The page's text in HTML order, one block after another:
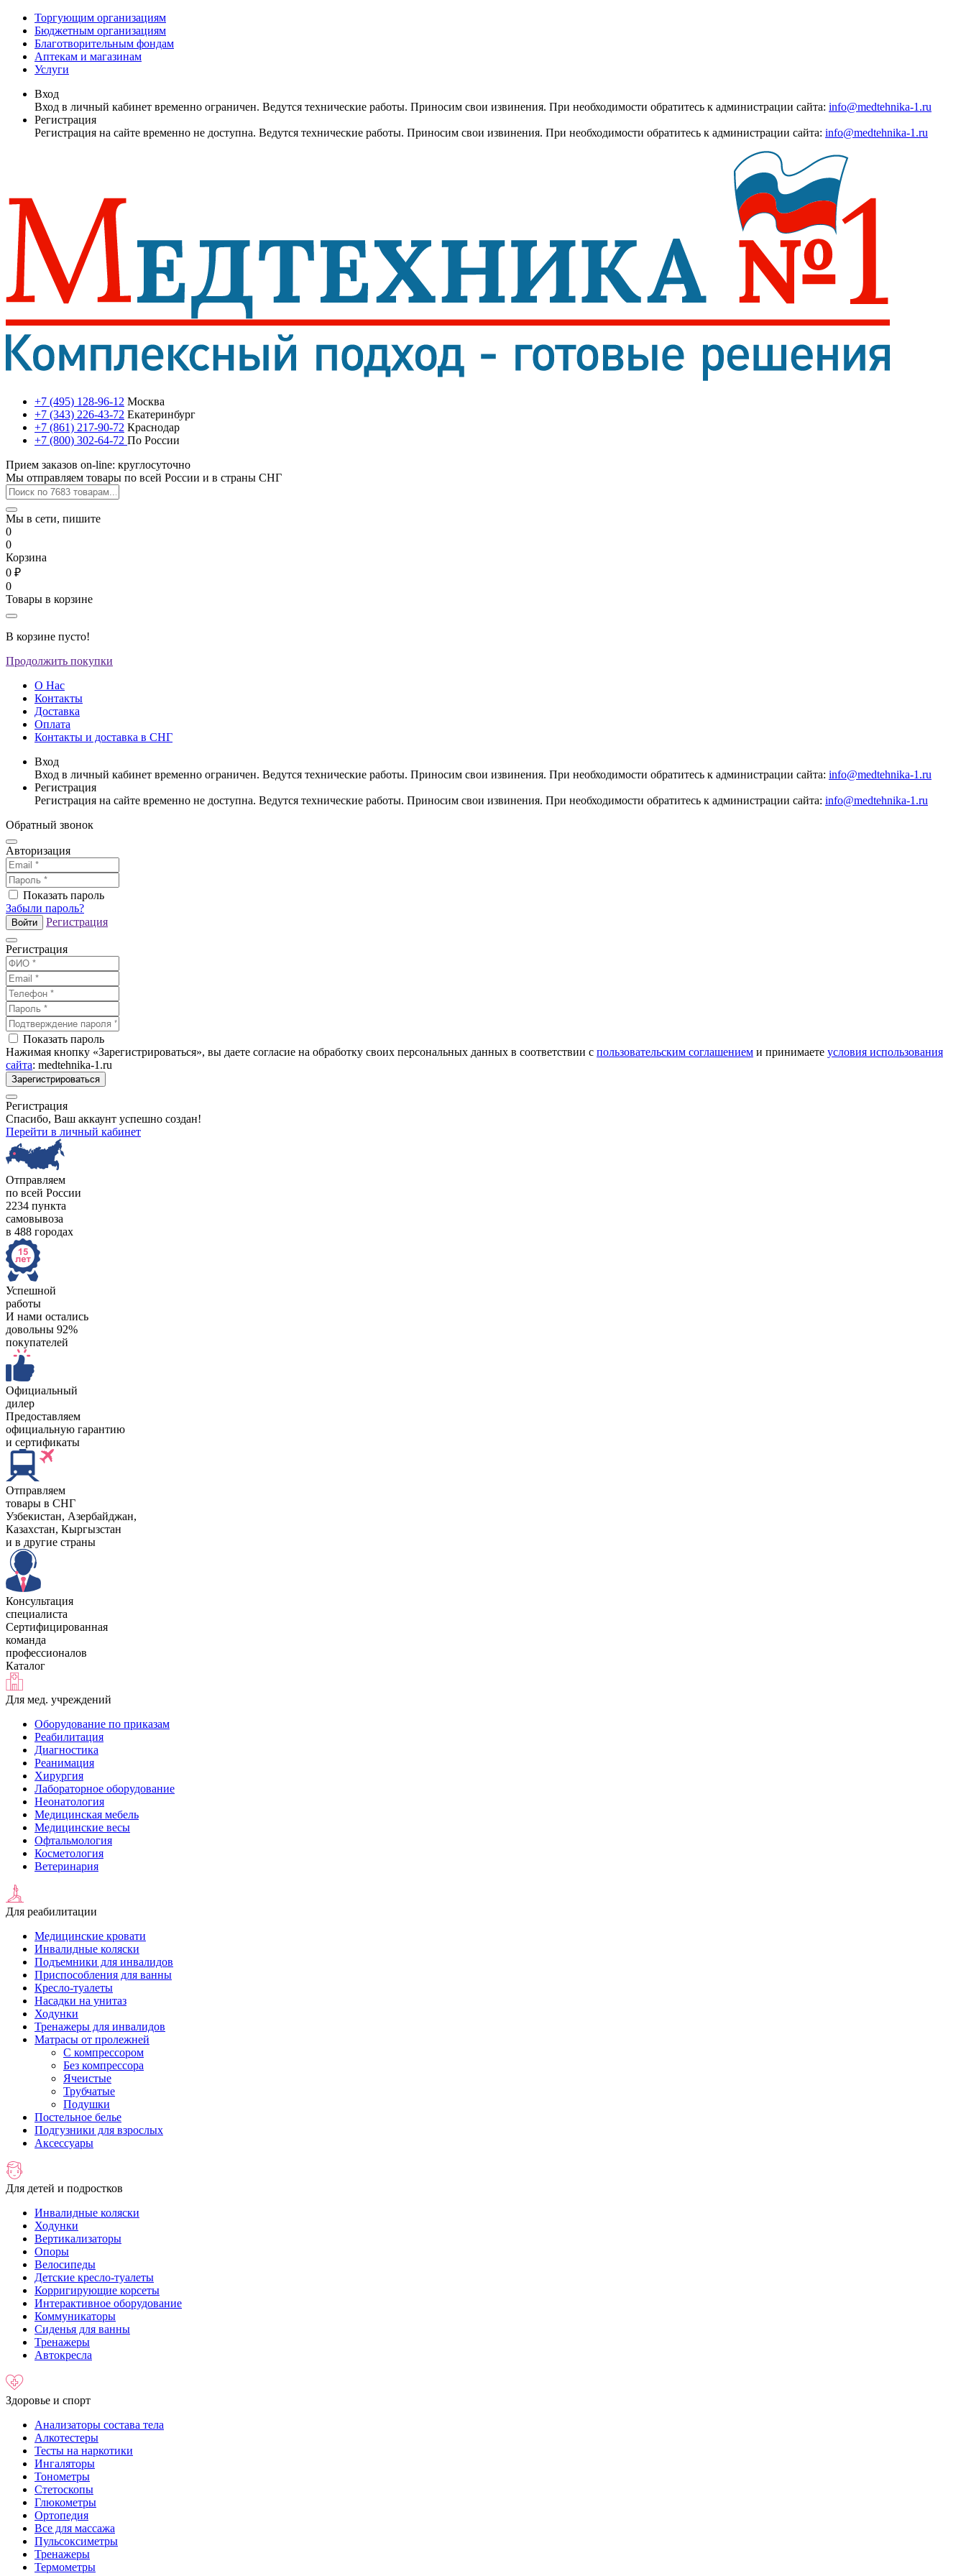
Торгующим организациям
Бюджетным организациям
Благотворительным фондам
Аптекам и магазинам
Услуги
Вход
Вход в личный кабинет временно ограничен. Ведутся технические работы. Приносим свои извинения. При необходимости обратитесь к администрации сайта: info@medtehnika-1.ru
Регистрация
Регистрация на сайте временно не доступна. Ведутся технические работы. Приносим свои извинения. При необходимости обратитесь к администрации сайта: info@medtehnika-1.ru
+7 (495) 128-96-12 Москва
+7 (343) 226-43-72 Екатеринбург
+7 (861) 217-90-72 Краснодар
+7 (800) 302-64-72 По России
Прием заказов on-line: круглосуточно
Мы отправляем товары по всей России и в страны СНГ
Мы в сети, пишите
0
0
Корзина
0 ₽
0
Товары в корзине
В корзине пусто!
Продолжить покупки
О Нас
Контакты
Доставка
Оплата
Контакты и доставка в СНГ
Вход
Вход в личный кабинет временно ограничен. Ведутся технические работы. Приносим свои извинения. При необходимости обратитесь к администрации сайта: info@medtehnika-1.ru
Регистрация
Регистрация на сайте временно не доступна. Ведутся технические работы. Приносим свои извинения. При необходимости обратитесь к администрации сайта: info@medtehnika-1.ru
Обратный звонок
Авторизация
Показать пароль
Забыли пароль?
Войти Регистрация
Регистрация
Показать пароль
Нажимая кнопку «Зарегистрироваться», вы даете согласие на обработку своих персональных данных в соответствии с пользовательским соглашением и принимаете условия использования
сайта: medtehnika-1.ru
Зарегистрироваться
Регистрация
Спасибо, Ваш аккаунт успешно создан!
Перейти в личный кабинет
Отправляем
по всей России
2234 пункта
самовывоза
в 488 городах
Успешной
работы
И нами остались
довольны 92%
покупателей
Официальный
дилер
Предоставляем
официальную гарантию
и сертификаты
Отправляем
товары в СНГ
Узбекистан, Aзербайджан,
Казахстан, Кыргызстан
и в другие страны
Консультация
специалиста
Сертифицированная
команда
профессионалов
Каталог
Для мед. учреждений
Оборудование по приказам
Реабилитация
Диагностика
Реанимация
Хирургия
Лабораторное оборудование
Неонатология
Медицинская мебель
Медицинские весы
Офтальмология
Косметология
Ветеринария
Для реабилитации
Медицинские кровати
Инвалидные коляски
Подъемники для инвалидов
Приспособления для ванны
Кресло-туалеты
Насадки на унитаз
Ходунки
Тренажеры для инвалидов
Матрасы от пролежней
С компрессором
Без компрессора
Ячеистые
Трубчатые
Подушки
Постельное белье
Подгузники для взрослых
Аксессуары
Для детей и подростков
Инвалидные коляски
Ходунки
Вертикализаторы
Опоры
Велосипеды
Детские кресло-туалеты
Корригирующие корсеты
Интерактивное оборудование
Коммуникаторы
Сиденья для ванны
Тренажеры
Автокресла
Здоровье и спорт
Анализаторы состава тела
Алкотестеры
Тесты на наркотики
Ингаляторы
Тонометры
Стетоскопы
Глюкометры
Ортопедия
Все для массажа
Пульсоксиметры
Тренажеры
Термометры